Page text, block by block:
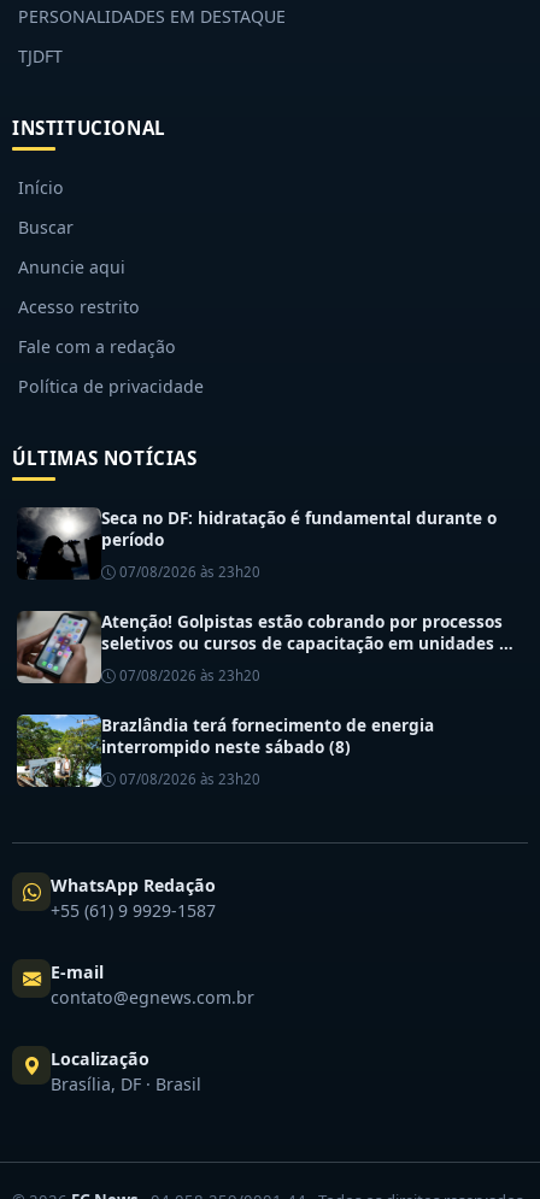
PERSONALIDADES EM DESTAQUE
TJDFT
INSTITUCIONAL
Início
Buscar
Anuncie aqui
Acesso restrito
Fale com a redação
Política de privacidade
ÚLTIMAS NOTÍCIAS
Seca no DF: hidratação é fundamental durante o
período
07/08/2026 às 23h20
Atenção! Golpistas estão cobrando por processos
seletivos ou cursos de capacitação em unidades de
07/08/2026 às 23h20
Brazlândia terá fornecimento de energia
interrompido neste sábado (8)
07/08/2026 às 23h20
WhatsApp Redação
+55 (61) 9 9929-1587
E-mail
contato@egnews.com.br
Localização
Brasília, DF · Brasil